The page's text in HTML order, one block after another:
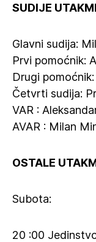
SUDIJE
Glavni sudija:
Prvi pomoćnik:
Drugi
Četvrti sudija:
VAR :
AVAR : Milan
OSTALE
Subota:
20 :00